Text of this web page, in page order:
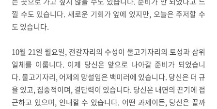
낄 수도 있습니다. 새로운 기회가 앞에 있지만, 오늘은 주저할 수
도 있습니다.
10월 21일 월요일, 전갈자리의 수성이 물고기자리의 토성과 삼위
일체를 이룹니다. 이제 당신은 앞으로 나아갈 준비가 되었습니
다. 물고기자리, 어제의 망설임은 백미러에 있습니다. 당신은 더 규
율 있고, 집중적이며, 결단력이 있습니다. 당신은 내면의 끈기에 접
근하고 있으며, 인내할 수 있습니다. 어떤 과제이든, 당신은 끝까